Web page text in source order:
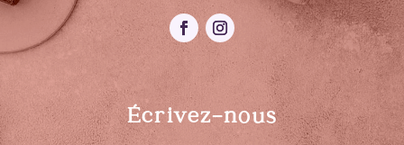
Écrivez-nous